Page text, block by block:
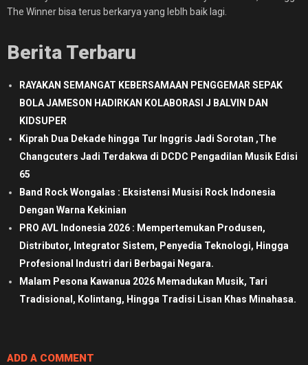
The Winner bisa terus berkarya yang leblh baik lagi.
Berita Terbaru
RAYAKAN SEMANGAT KEBERSAMAAN PENGGEMAR SEPAK
BOLA JAMESON HADIRKAN KOLABORASI J BALVIN DAN
KIDSUPER
Kiprah Dua Dekade hingga Tur Inggris Jadi Sorotan ,The
Changcuters Jadi Terdakwa di DCDC Pengadilan Musik Edisi
65
Band Rock Wongalas : Eksistensi Musisi Rock Indonesia
Dengan Warna Kekinian
PRO AVL Indonesia 2026 : Mempertemukan Produsen,
Distributor, Integrator Sistem, Penyedia Teknologi, Hingga
Profesional Industri dari Berbagai Negara.
Malam Pesona Kawanua 2026 Memadukan Musik, Tari
Tradisional, Kolintang, Hingga Tradisi Lisan Khas Minahasa.
ADD A COMMENT